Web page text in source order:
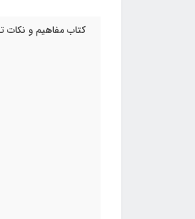
کتاب مفاهیم و نکات